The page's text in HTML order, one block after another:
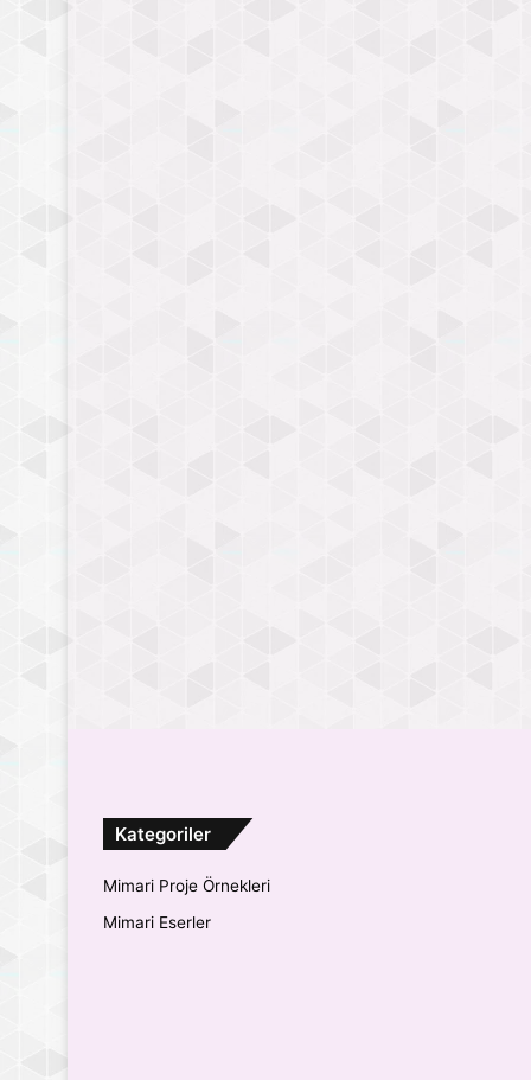
Kategoriler
Mimari Proje Örnekleri
Mimari Eserler